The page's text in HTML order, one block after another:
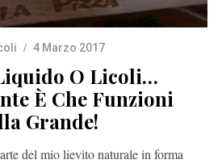
4 Marzo 2017
O Licoli…
È Che Funzioni
Grande!
del mio lievito naturale in forma